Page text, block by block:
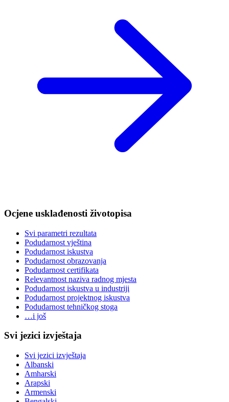
Ocjene usklađenosti životopisa
Svi parametri rezultata
Podudarnost vještina
Podudarnost iskustva
Podudarnost obrazovanja
Podudarnost certifikata
Relevantnost naziva radnog mjesta
Podudarnost iskustva u industriji
Podudarnost projektnog iskustva
Podudarnost tehničkog stoga
…i još
Svi jezici izvještaja
Svi jezici izvještaja
Albanski
Amharski
Arapski
Armenski